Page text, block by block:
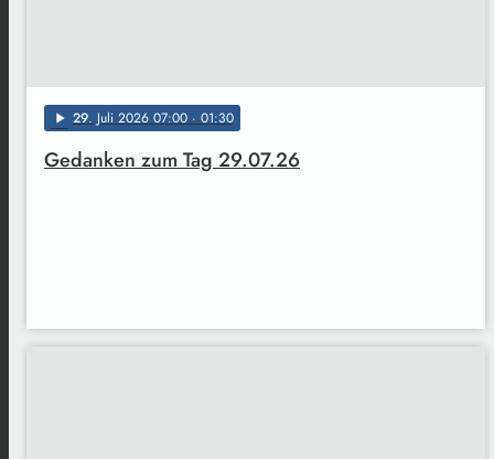
play_arrow 29. Juli 2026 07:00 · 01:30
Gedanken zum Tag 29.07.26